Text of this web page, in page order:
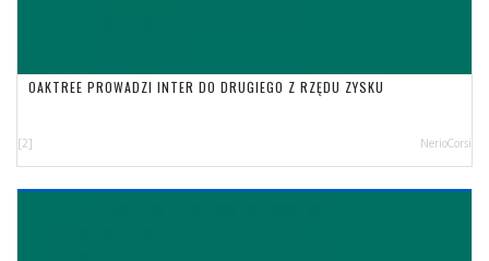
OAKTREE PROWADZI INTER DO DRUGIEGO Z RZĘDU ZYSKU
[2] NerioCorsi